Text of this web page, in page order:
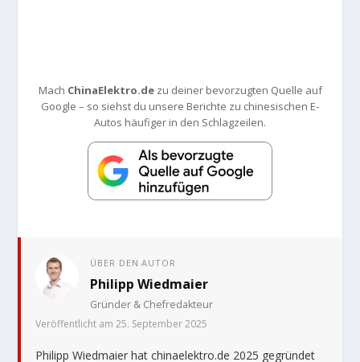
Mach ChinaElektro.dezu deiner bevorzugten Quelle auf
Google – so siehst du unsere Berichte zu chinesischen E-
Autos häufiger in den Schlagzeilen.
ÜBER DEN AUTOR
Philipp Wiedmaier
Gründer & Chefredakteur
Veröffentlicht am 25. September 2025
Philipp Wiedmaier hat chinaelektro.de 2025 gegründet